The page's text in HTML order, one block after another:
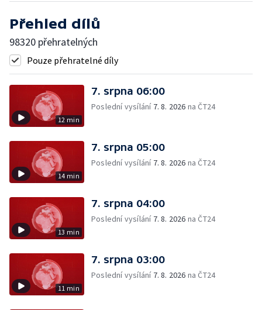
Přehled dílů
98320 přehratelných
Pouze přehratelné díly
12 min
7. srpna 06:00
Poslední vysílání 7. 8. 2026 na ČT24
14 min
7. srpna 05:00
Poslední vysílání 7. 8. 2026 na ČT24
13 min
7. srpna 04:00
Poslední vysílání 7. 8. 2026 na ČT24
11 min
7. srpna 03:00
Poslední vysílání 7. 8. 2026 na ČT24